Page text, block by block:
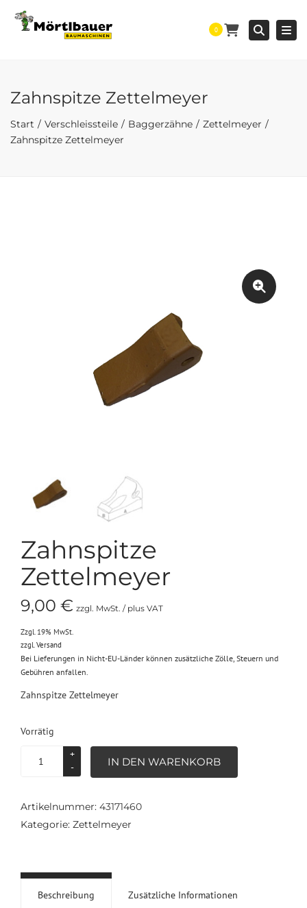
0
Zahnspitze Zettelmeyer
Start Verschleissteile Baggerzähne
Zettelmeyer
Zahnspitze Zettelmeyer
Zahnspitze
Zettelmeyer
9,00 € zzgl. MwSt. / plus VAT
Zzgl. 19% MwSt.
zzgl.Versand
Bei Lieferungen in Nicht-EU-Länder können zusätzliche Zölle, Steuern und
Gebühren anfallen.
Zahnspitze Zettelmeyer
Vorrätig
Zettelmeyer
IN DEN WARENKORB
Artikelnummer: 43171460
Kategorie: Zettelmeyer
Beschreibung Zusätzliche Informationen